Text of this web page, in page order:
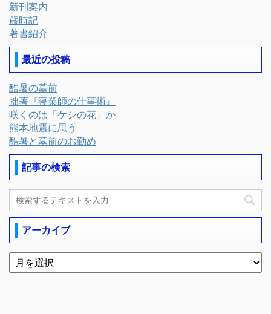
新刊案内
歳時記
著書紹介
最近の投稿
酷暑の墓前
拙著『寝業師の仕事術』
咲くのは「ケシの花」か
熊本地震に思う
酷暑と墓前のお勤め
記事の検索
アーカイブ